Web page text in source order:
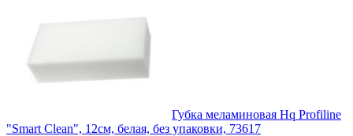
Губка меламиновая Hq Profiline
"Smart Clean", 12см, белая, без упаковки, 73617